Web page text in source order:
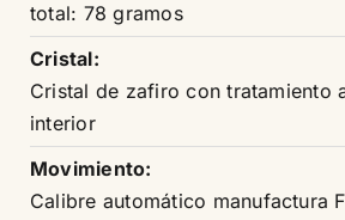
total: 78 gramos
Cristal:
Cristal de zafiro con tratamiento
interior
Movimiento:
Calibre automático manufactura